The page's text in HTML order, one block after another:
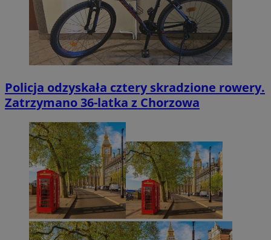
Policja odzyskała cztery skradzione rowery.
Zatrzymano 36-latka z Chorzowa